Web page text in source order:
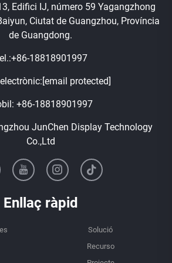
Edifici IJ, número 59 Yagangzhong
Ciutat de Guangzhou, Província
de Guangdong.
+86-18818901997
[email protected]
+86-18818901997
JunChen Display Technology
Co.,Ltd
Enllaç ràpid
Solució
Recurso